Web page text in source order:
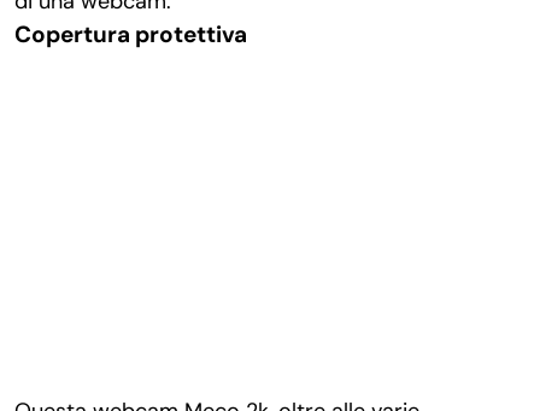
Copertura protettiva